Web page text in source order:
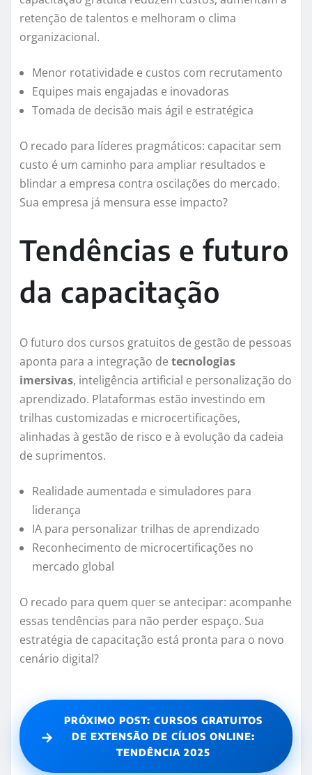
retenção de talentos e melhoram o clima
organizacional.
Menor rotatividade e custos com recrutamento
Equipes mais engajadas e inovadoras
Tomada de decisão mais ágil e estratégica
O recado para líderes pragmáticos: capacitar sem
custo é um caminho para ampliar resultados e
blindar a empresa contra oscilações do mercado.
Sua empresa já mensura esse impacto?
Tendências e futuro
da capacitação
O futuro dos cursos gratuitos de gestão de pessoas
aponta para a integração de tecnologias
imersivas, inteligência artificial e personalização do
aprendizado. Plataformas estão investindo em
trilhas customizadas e microcertificações,
alinhadas à gestão de risco e à evolução da cadeia
de suprimentos.
Realidade aumentada e simuladores para
liderança
IA para personalizar trilhas de aprendizado
Reconhecimento de microcertificações no
mercado global
O recado para quem quer se antecipar: acompanhe
essas tendências para não perder espaço. Sua
estratégia de capacitação está pronta para o novo
cenário digital?
→
PRÓXIMO POST: CURSOS GRATUITOS
DE EXTENSÃO DE CÍLIOS ONLINE:
TENDÊNCIA 2025